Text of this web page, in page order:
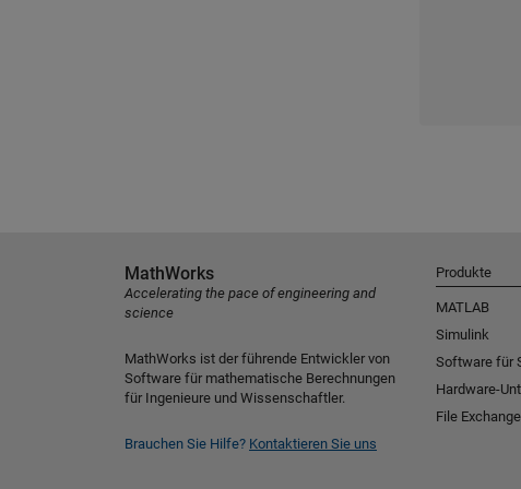
MathWorks
Accelerating the pace of engineering and
science
MathWorks ist der führende Entwickler von
Software für mathematische Berechnungen
für Ingenieure und Wissenschaftler.
Brauchen Sie Hilfe? Kontaktieren Sie uns
Produkte
MATLAB
Simulink
Software für
Hardware-
File Exchange